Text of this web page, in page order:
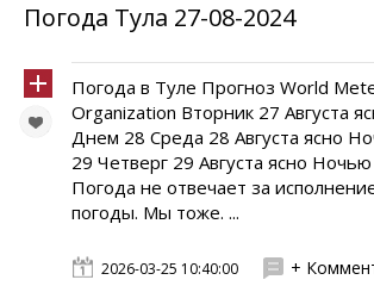
Погода Тула 27-08-2024
Погода в Туле Прогноз World
Organization Вторник 27 Августа
Днем 28 Среда 28 Августа ясно
29 Четверг 29 Августа ясно
Погода не отвечает за
погоды. Мы тоже. ...
2026-03-25 10:40:00 +